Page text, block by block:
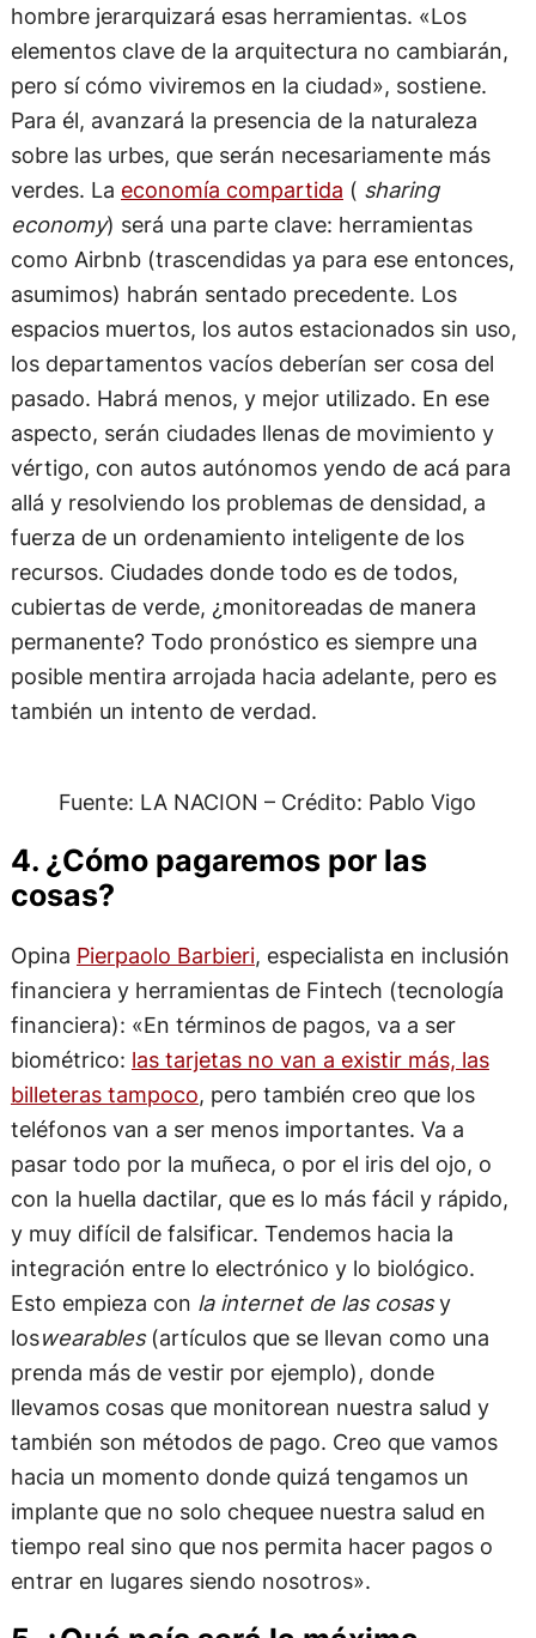
hombre jerarquizará esas herramientas. «Los
elementos clave de la arquitectura no cambiarán,
pero sí cómo viviremos en la ciudad», sostiene.
Para él, avanzará la presencia de la naturaleza
sobre las urbes, que serán necesariamente más
verdes. La economía compartida ( sharing
economy) será una parte clave: herramientas
como Airbnb (trascendidas ya para ese entonces,
asumimos) habrán sentado precedente. Los
espacios muertos, los autos estacionados sin uso,
los departamentos vacíos deberían ser cosa del
pasado. Habrá menos, y mejor utilizado. En ese
aspecto, serán ciudades llenas de movimiento y
vértigo, con autos autónomos yendo de acá para
allá y resolviendo los problemas de densidad, a
fuerza de un ordenamiento inteligente de los
recursos. Ciudades donde todo es de todos,
cubiertas de verde, ¿monitoreadas de manera
permanente? Todo pronóstico es siempre una
posible mentira arrojada hacia adelante, pero es
también un intento de verdad.
Fuente: LA NACION – Crédito: Pablo Vigo
4. ¿Cómo pagaremos por las
cosas?
Opina Pierpaolo Barbieri, especialista en inclusión
financiera y herramientas de Fintech (tecnología
financiera): «En términos de pagos, va a ser
biométrico: las tarjetas no van a existir más, las
billeteras tampoco, pero también creo que los
teléfonos van a ser menos importantes. Va a
pasar todo por la muñeca, o por el iris del ojo, o
con la huella dactilar, que es lo más fácil y rápido,
y muy difícil de falsificar. Tendemos hacia la
integración entre lo electrónico y lo biológico.
Esto empieza con la internet de las cosasy
loswearables(artículos que se llevan como una
prenda más de vestir por ejemplo), donde
llevamos cosas que monitorean nuestra salud y
también son métodos de pago. Creo que vamos
hacia un momento donde quizá tengamos un
implante que no solo chequee nuestra salud en
tiempo real sino que nos permita hacer pagos o
entrar en lugares siendo nosotros».